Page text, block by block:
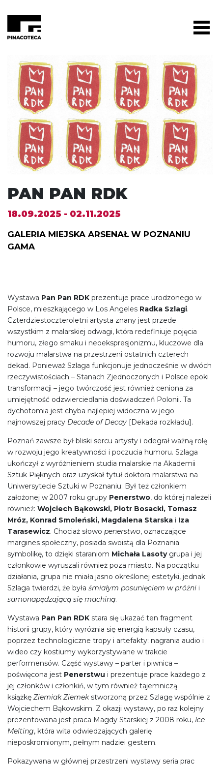
PAN PAN RDK
18.09.2025 - 02.11.2025
GALERIA MIEJSKA ARSENAŁ W POZNANIU
GAMA
Wystawa Pan Pan RDK prezentuje prace urodzonego w
Polsce, mieszkającego w Los Angeles Radka Szlagi.
Czterdziestoczteroletni artysta znany jest przede
wszystkim z malarskiej odwagi, która redefiniuje pojęcia
humoru, złego smaku i neoekspresjonizmu, kluczowe dla
rozwoju malarstwa na przestrzeni ostatnich czterech
dekad. Ponieważ Szlaga funkcjonuje jednocześnie w dwóch
rzeczywistościach – Stanach Zjednoczonych i Polsce epoki
transformacji – jego twórczość jest również ceniona za
umiejętność odzwierciedlania doświadczeń Polonii. Ta
dychotomia jest chyba najlepiej widoczna w jego
najnowszej pracy Decade of Decay [Dekada rozkładu].
Poznań zawsze był bliski sercu artysty i odegrał ważną rolę
w rozwoju jego kreatywności i poczucia humoru. Szlaga
ukończył z wyróżnieniem studia malarskie na Akademii
Sztuk Pięknych oraz uzyskał tytuł doktora malarstwa na
Uniwersytecie Sztuki w Poznaniu. Był też członkiem
założonej w 2007 roku grupy Penerstwo, do której należeli
również: Wojciech Bąkowski, Piotr Bosacki, Tomasz
Mróz, Konrad Smoleński, Magdalena Starska i Iza
Tarasewicz. Chociaż słowo penerstwo, oznaczające
margines społeczny, posiada swoistą dla Poznania
symbolikę, to dzięki staraniom Michała Lasotygrupa i jej
członkowie wyruszali również poza miasto. Na początku
działania, grupa nie miała jasno określonej estetyki, jednak
Szlaga twierdzi, że była śmiałym posunięciem w próżni i
samonapędzającą się machiną.
Wystawa Pan Pan RDK stara się ukazać ten fragment
historii grupy, który wyróżnia się energią kapsuły czasu,
poprzez technologiczne tropy i artefakty: nagrania audio i
wideo czy kostiumy wykorzystywane w trakcie
performensów. Część wystawy – parter i piwnica –
poświęcona jest Penerstwu i prezentuje prace każdego z
jej członków i członkiń, w tym również tajemniczą
książkę Ziemiak Ziemekstworzoną przez Szlagę wspólnie z
Wojciechem Bąkowskim. Z okazji wystawy, po raz kolejny
prezentowana jest praca Magdy Starskiej z 2008 roku, Ice
Melting, która wita odwiedzających galerię
nieposkromionym, pełnym nadziei gestem.
Pokazywana w głównej przestrzeni wystawy seria prac